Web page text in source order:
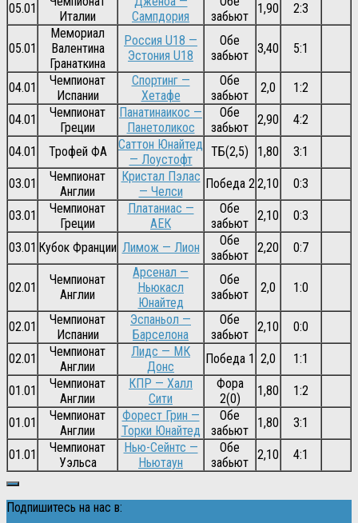
05.01
Италии
Сампдория
забьют
1,90 2:3
05.01
Мемориал
Валентина
Гранаткина
Россия U18 —
Эстония U18
Обе
забьют 3,40 5:1
04.01
Чемпионат
Испании
Спортинг —
Хетафе
Обе
забьют
2,0 1:2
04.01
Чемпионат
Греции
Панатинаикос —
Панетоликос
Обе
забьют
2,90 4:2
04.01 Трофей ФА
Саттон Юнайтед
— Лоустофт
ТБ(2,5) 1,80 3:1
03.01
Чемпионат
Англии
Кристал Пэлас
— Челси
Победа 2 2,10 0:3
03.01
Чемпионат
Греции
Платаниас —
АЕК
Обе
забьют
2,10 0:3
03.01 Кубок Франции Лимож — Лион
Обе
забьют
2,20 0:7
02.01
Чемпионат
Англии
Арсенал —
Ньюкасл
Юнайтед
Обе
забьют
2,0 1:0
02.01
Чемпионат
Испании
Эспаньол —
Барселона
Обе
забьют
2,10 0:0
02.01
Чемпионат
Англии
Лидс — МК
Донс
Победа 1 2,0 1:1
01.01
Чемпионат
Англии
КПР — Халл
Сити
Фора
2(0)
1,80 1:2
01.01
Чемпионат
Англии
Форест Грин —
Торки Юнайтед
Обе
забьют
1,80 3:1
01.01
Чемпионат
Уэльса
Нью-Сейнтс —
Ньютаун
Обе
забьют
2,10 4:1
Подпишитесь на нас в: